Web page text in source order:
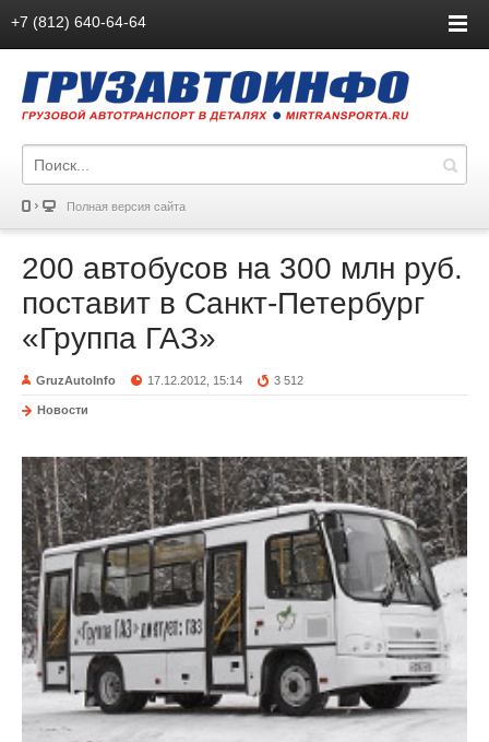
+7 (812) 640-64-64
Полная версия сайта
200 автобусов на 300 млн руб.
поставит в Санкт-Петербург
«Группа ГАЗ»
GruzAutoInfo 17.12.2012, 15:14 3 512
Новости